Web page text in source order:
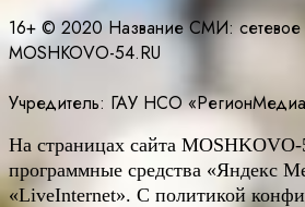
16+ © 2020 Название СМИ: cетевое
MOSHKOVO-54.RU
Учредитель: ГАУ НСО
На страницах сайта MOSHKOVO-
программные средства «Яндекс
«LiveInternet». С политикой